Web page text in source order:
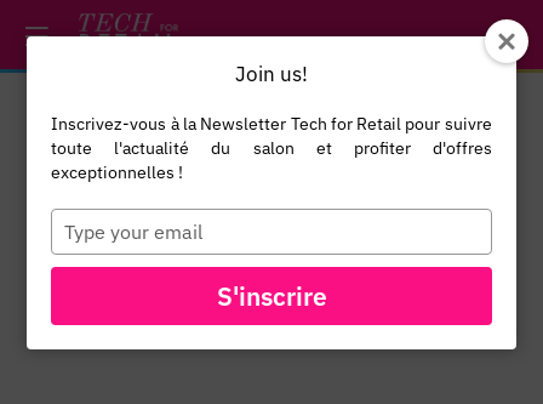
JB
Jane Barge
Connect
Mirakl
*/
Join us!
Inscrivez-vous à la Newsletter Tech for Retail pour suivre
toute l'actualité du salon et profiter d'offres
exceptionnelles !
Type
your
email
S'inscrire